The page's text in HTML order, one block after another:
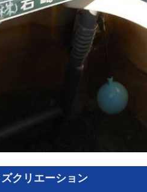
クリエーション